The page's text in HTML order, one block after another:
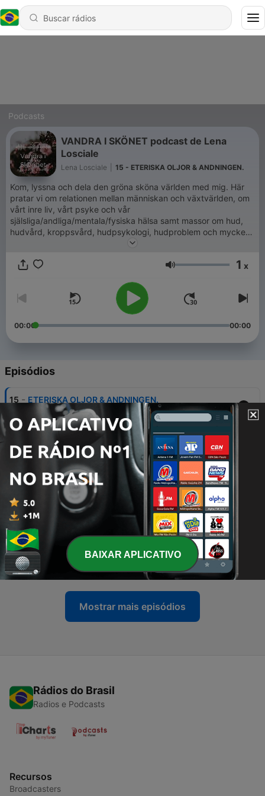
Podcasts
VANDRA I SKÖNET podcast de Lena
Losciale
Lena Losciale 15 - ETERISKA OLJOR & ANDNINGEN.
Kom, lyssna och dela den gröna sköna världen med mig. Här
pratar vi om relationen mellan människan och växtvärlden, om
vårt inre liv, vårt psyke och vår
själsliga/andliga/mentala/fysiska hälsa samt massor om hud,
hudvård, kroppsvård, hudpsykologi, hudproblem och mycket
Volume 1 x
00:00 00:00
Episódios
15 - ETERISKA OLJOR & ANDNINGEN.
12 jan. 2026
21 maio 2025
13 - OMFAMNA HUDEN & HUDENS UTTRYCK
12 - BOTANISK AROMATERAPI & ETERISKA OLJOR
02 abr. 2025
11 - HÅRET & LIVSKRAFTEN
25 mar. 2025
Mostrar mais episódios
Rádios do Brasil
Radios e Podcasts
Recursos
Broadcasters
BAIXAR APLICATIVO